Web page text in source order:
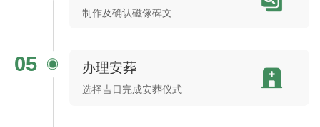
制作及确认磁像碑文
05 办理安葬
选择吉日完成安葬仪式